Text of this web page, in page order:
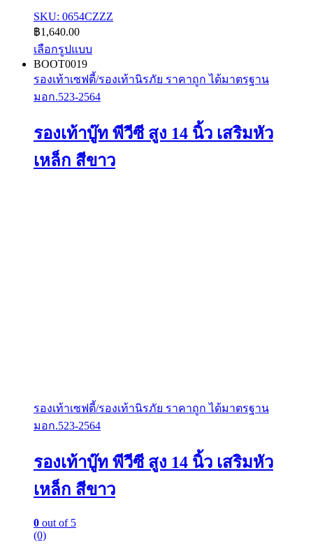
SKU: 0654CZZZ
฿1,640.00
เลือกรูปแบบ
This
product
has
multiple
The
options
be
BOOT0019
รองเท้าเซฟตี้/รองเท้านิรภัย ราคาถูก ได้มาตรฐาน
มอก.523-2564
รองเท้าบู๊ท พีวีซี สูง 14 นิ้ว เสริมหัว
เหล็ก สีขาว
รองเท้าเซฟตี้/รองเท้านิรภัย ราคาถูก ได้มาตรฐาน
มอก.523-2564
รองเท้าบู๊ท พีวีซี สูง 14 นิ้ว เสริมหัว
เหล็ก สีขาว
0 out of 5
(0)